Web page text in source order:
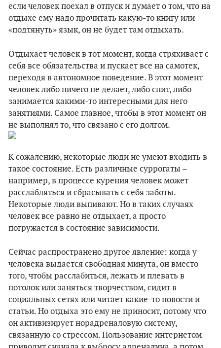
если человек поехал в отпуск и думает о том, что на
отдыхе ему надо прочитать какую-то книгу или
«подтянуть» язык, он не будет там отдыхать.
Отдыхает человек в тот момент, когда стряхивает с
себя все обязательства и пускает все на самотек,
переходя в автономное поведение. В этот момент
человек либо ничего не делает, либо спит, либо
занимается какими-то интересными для него
занятиями. Самое главное, чтобы в этот момент он
не выполнял то, что связано с его долгом.
К сожалению, некоторые люди не умеют входить в
такое состояние. Есть различные суррогаты –
например, в процессе курения человек может
расслабляться и сбрасывать с себя заботы.
Некоторые люди выпивают. Но в таких случаях
человек все равно не отдыхает, а просто
погружается в состояние зависимости.
Сейчас распространено другое явление: когда у
человека выдается свободная минута, он вместо
того, чтобы расслабиться, лежать и плевать в
потолок или заняться творчеством, сидит в
социальных сетях или читает какие-то новости и
статьи. Но отдыха это ему не приносит, потому что
он активизирует норадреналовую систему,
связанную со стрессом. Пользование интернетом